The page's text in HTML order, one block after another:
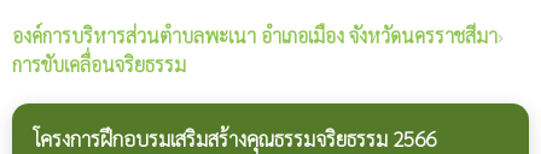
องค์การบริหารส่วนตำบลพะเนา อำเภอเมือง จังหวัดนครราชสีมา›
การขับเคลื่อนจริยธรรม
โครงการฝึกอบรมเสริมสร้างคุณธรรมจริยธรรม 2566